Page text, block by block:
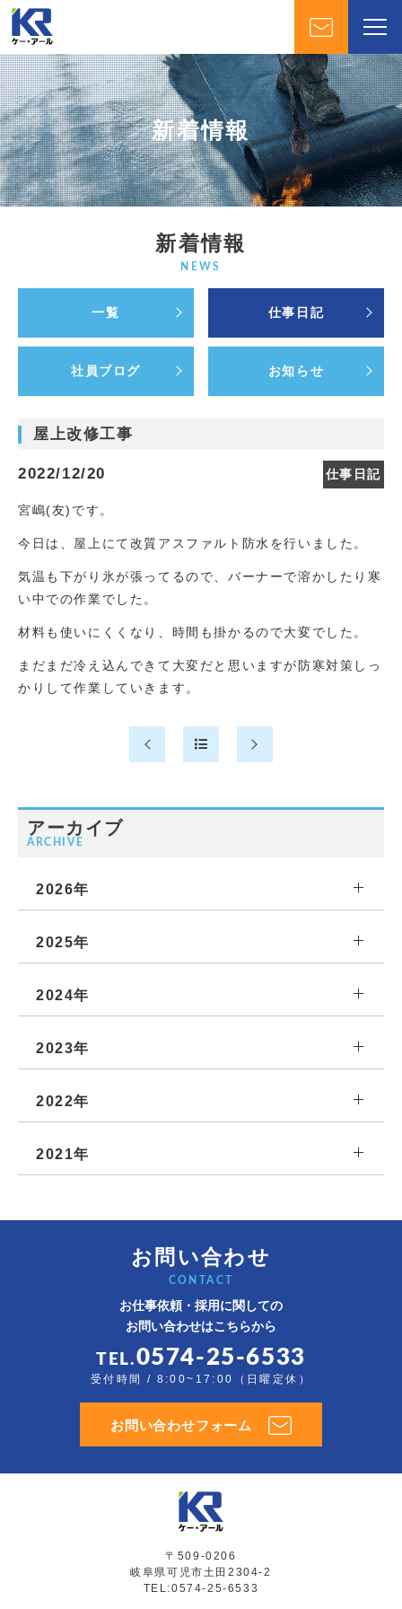
新着情報
新着情報
NEWS
一覧 仕事日記
社員ブログ お知らせ
屋上改修工事
2022/12/20 仕事日記
宮嶋(友)です。
今日は、屋上にて改質アスファルト防水を行いました。
気温も下がり氷が張ってるので、バーナーで溶かしたり寒
い中での作業でした。
材料も使いにくくなり、時間も掛かるので大変でした。
まだまだ冷え込んできて大変だと思いますが防寒対策しっ
かりして作業していきます。
アーカイブ
ARCHIVE
2026年
2025年
2024年
2023年
2022年
2021年
お問い合わせ
CONTACT
お仕事依頼・採用に関しての
お問い合わせはこちらから
TEL.0574-25-6533
受付時間 / 8:00~17:00（日曜定休）
お問い合わせフォーム
〒509-0206
岐阜県可児市土田2304-2
TEL:0574-25-6533